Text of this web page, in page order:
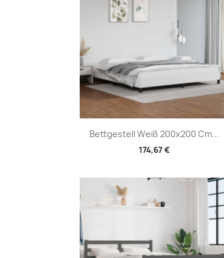
Bettgestell Weiß 200x200 Cm...
174,67 €
Vorschau